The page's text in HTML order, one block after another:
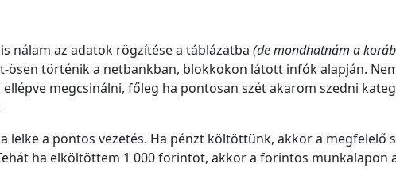
nálam az adatok rögzítése a táblázatba (de mondhatnám a
ösen történik a netbankban, blokkokon látott infók alapján.
megcsinálni, főleg ha pontosan szét akarom szedni
lelke a pontos vezetés. Ha pénzt költöttünk, akkor a megfelelő
ha elköltöttem 1 000 forintot, akkor a forintos munkalapon